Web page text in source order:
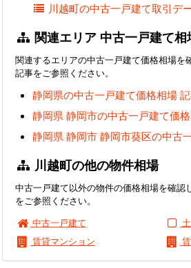
川越町の中古一戸建て取引デ
関連エリア 中古一戸建て相
関連するエリアの中古一戸建て価格相場を
記事をご参照ください。
静岡県の中古一戸建て価格相場
静岡県 静岡市の中古一戸建て価
静岡県 静岡市 静岡市葵区の中古
川越町の他の物件相場
中古一戸建て以外の物件の価格相場を確認
をご参照ください。
中古一戸建て
賃貸マンション